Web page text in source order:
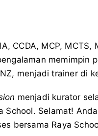
CCDA, MCP, MCTS,
menjadi trainer di
menjadi kurator
Selamat!
bersama Raya